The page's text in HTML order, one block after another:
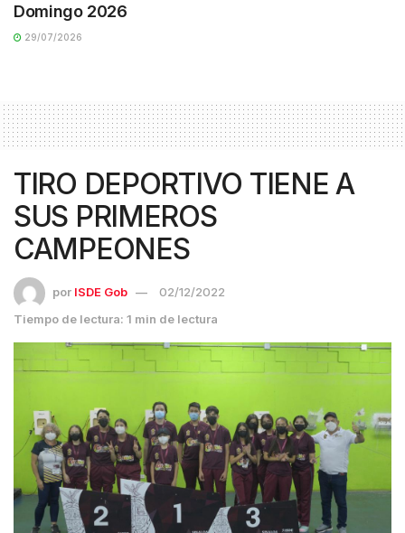
Domingo 2026
29/07/2026
TIRO DEPORTIVO TIENE A
SUS PRIMEROS
CAMPEONES
por ISDE Gob
02/12/2022
Tiempo de lectura: 1 min de lectura